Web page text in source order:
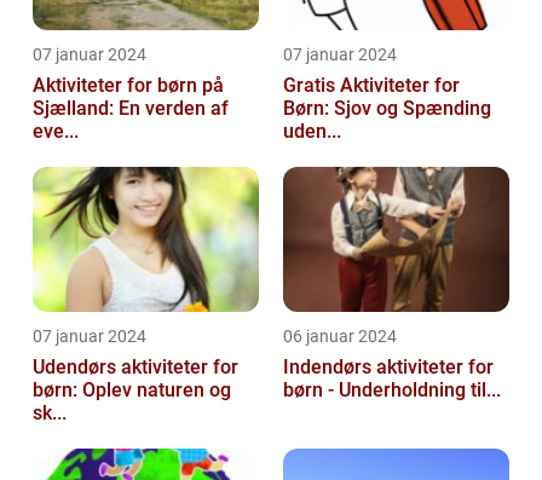
07 januar 2024
Aktiviteter for børn på
Sjælland: En verden af
eve...
07 januar 2024
Gratis Aktiviteter for
Børn: Sjov og Spænding
uden...
07 januar 2024
Udendørs aktiviteter for
børn: Oplev naturen og
sk...
06 januar 2024
Indendørs aktiviteter for
børn - Underholdning til...